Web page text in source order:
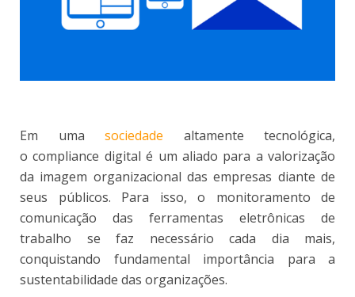
Em uma sociedade altamente tecnológica,
o compliance digital é um aliado para a valorização
da imagem organizacional das empresas diante de
seus públicos. Para isso, o monitoramento de
comunicação das ferramentas eletrônicas de
trabalho se faz necessário cada dia mais,
conquistando fundamental importância para a
sustentabilidade das organizações.